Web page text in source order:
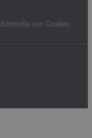
von Cookies,